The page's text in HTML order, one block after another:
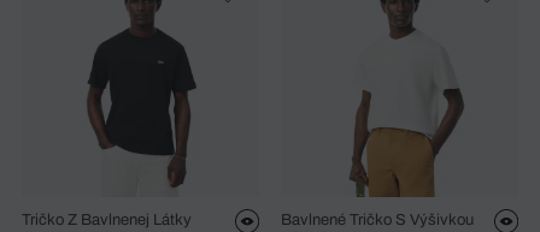
Tričko Z Bavlnenej Látky
Bavlnené Tričko S Výšivkou